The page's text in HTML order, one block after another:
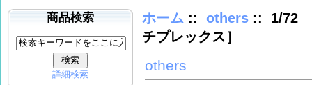
商品検索
詳細検索
ホーム ::others :: 1/72
チプレックス］
others